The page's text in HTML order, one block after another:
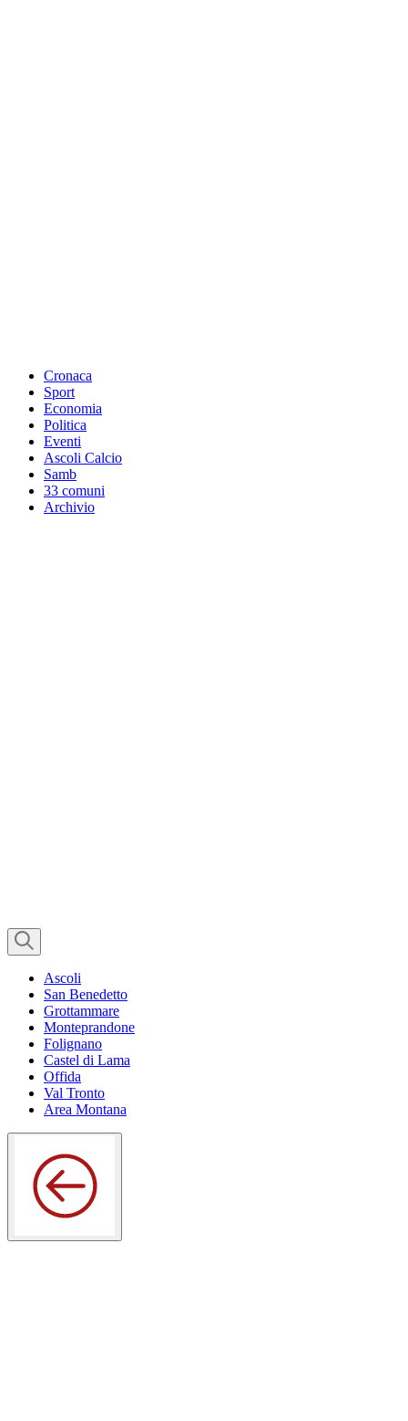
Cronaca
Sport
Economia
Politica
Eventi
Ascoli Calcio
Samb
33 comuni
Archivio
Ascoli
San Benedetto
Grottammare
Monteprandone
Folignano
Castel di Lama
Offida
Val Tronto
Area Montana